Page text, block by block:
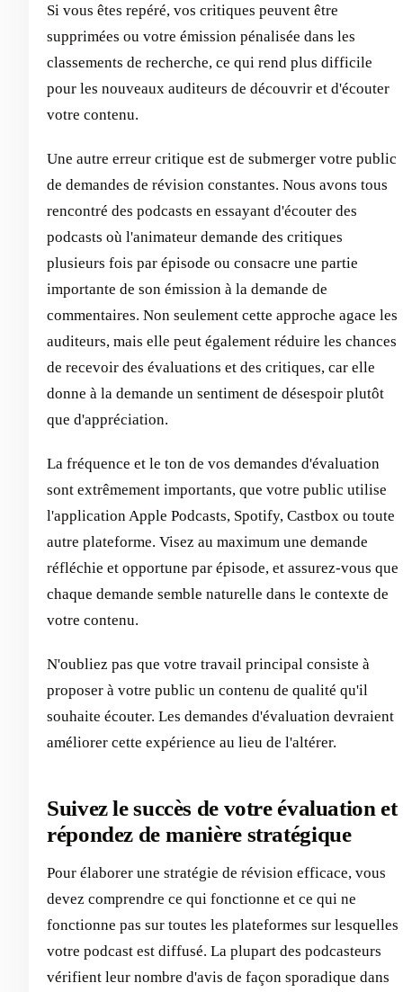
Si vous êtes repéré, vos critiques peuvent être
supprimées ou votre émission pénalisée dans les
classements de recherche, ce qui rend plus difficile
pour les nouveaux auditeurs de découvrir et d'écouter
votre contenu.
Une autre erreur critique est de submerger votre public
de demandes de révision constantes. Nous avons tous
rencontré des podcasts en essayant d'écouter des
podcasts où l'animateur demande des critiques
plusieurs fois par épisode ou consacre une partie
importante de son émission à la demande de
commentaires. Non seulement cette approche agace les
auditeurs, mais elle peut également réduire les chances
de recevoir des évaluations et des critiques, car elle
donne à la demande un sentiment de désespoir plutôt
que d'appréciation.
La fréquence et le ton de vos demandes d'évaluation
sont extrêmement importants, que votre public utilise
l'application Apple Podcasts, Spotify, Castbox ou toute
autre plateforme. Visez au maximum une demande
réfléchie et opportune par épisode, et assurez-vous que
chaque demande semble naturelle dans le contexte de
votre contenu.
N'oubliez pas que votre travail principal consiste à
proposer à votre public un contenu de qualité qu'il
souhaite écouter. Les demandes d'évaluation devraient
améliorer cette expérience au lieu de l'altérer.
Suivez le succès de votre évaluation et
répondez de manière stratégique
Pour élaborer une stratégie de révision efficace, vous
devez comprendre ce qui fonctionne et ce qui ne
fonctionne pas sur toutes les plateformes sur lesquelles
votre podcast est diffusé. La plupart des podcasteurs
vérifient leur nombre d'avis de façon sporadique dans